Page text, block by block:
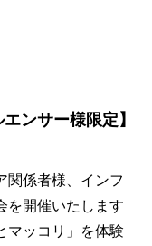
ンサー様限定】
関係者様、インフ
を開催いたします
マッコリ」を体験